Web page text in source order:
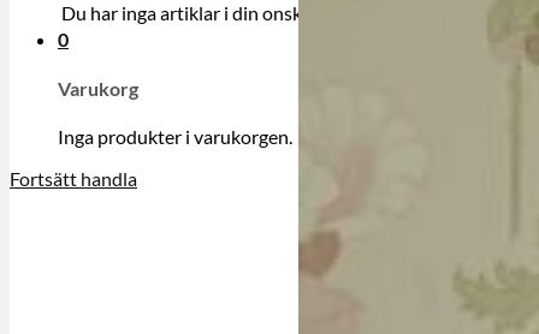
Du har inga artiklar i din onskelista.
0
Varukorg
Inga produkter i varukorgen.
Fortsätt handla